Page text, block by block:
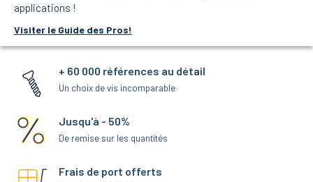
applications !
Visiter le Guide des Pros!
+ 60 000 références au détail
Un choix de vis incomparable
Jusqu'à - 50%
De remise sur les quantités
Frais de port offerts